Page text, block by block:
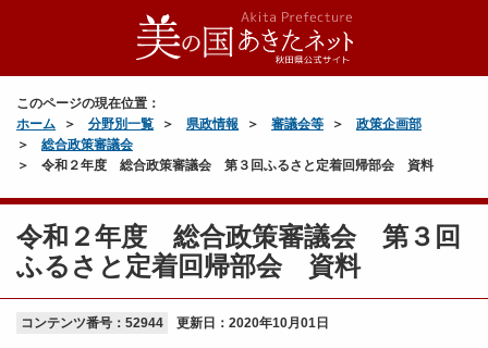
このページの現在位置：
ホーム
分野別一覧 県政情報 審議会等
政策企画部
総合政策審議会
令和２年度 総合政策審議会 第３回ふるさと定着回帰部会 資料
令和２年度 総合政策審議会 第３回
ふるさと定着回帰部会 資料
コンテンツ番号：52944 更新日： 2020年10月01日